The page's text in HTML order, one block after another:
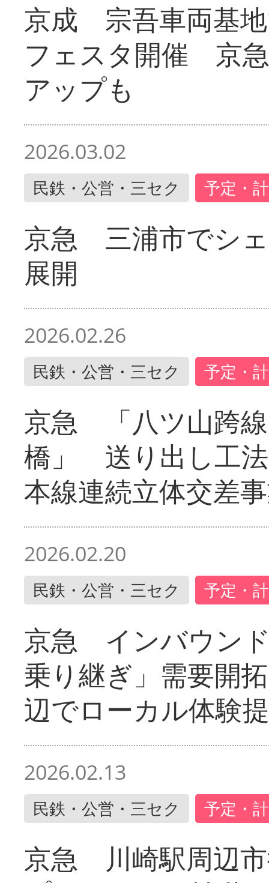
京成 宗吾車両基
フェスタ開催 京
アップも
2026.03.02
民鉄・公営・三セク 予定・
京急 三浦市でシ
展開
2026.02.26
民鉄・公営・三セク 予定・
京急 「八ツ山跨
橋」 送り出し工
本線連続立体交差
2026.02.20
民鉄・公営・三セク 予定・
京急 インバウン
乗り継ぎ」需要開
辺でローカル体験
2026.02.13
民鉄・公営・三セク 予定・
京急 川崎駅周辺